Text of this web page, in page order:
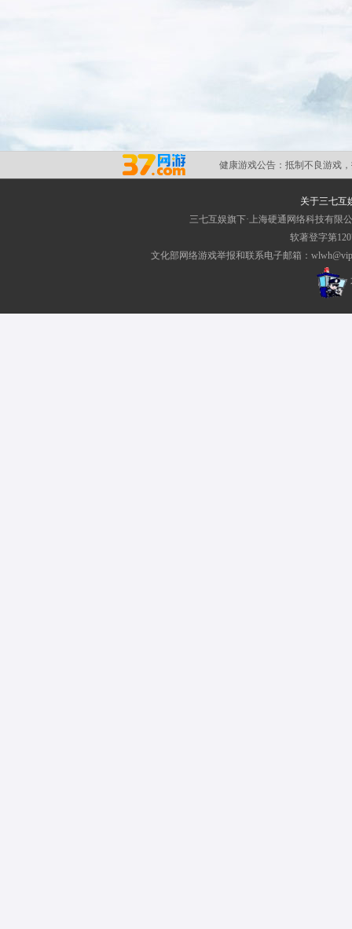
健康游戏公告： 抵制不良游戏
关于三七互
三七互娱旗下·上海硬通网络科技有限
软著登字第
文化部网络游戏举报和联系电子邮箱：